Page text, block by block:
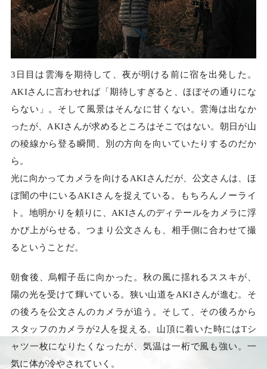
3日目は雲海を期待して、夜が明ける前に宿を出発した。
AKIさんに言わせれば「期待しすぎると、ほぼその通りにな
らない」。そして風景はそんなに甘くない。雲海は出なか
ったが、AKIさんが求めるところはそこではない。朝日が山
の稜線から登る瞬間、別の方向を向いていたりするのだか
ら。
光に向かってカメラを向けるAKIさんだが、公文さんは、ほ
ぼ闇の中にいるAKIさんを捉えている。もちろんノーライ
ト。地明かりを頼りに、AKIさんのディテールをカメラに浮
かび上がらせる。つまり公文さんも、相手側に合わせて撮
るということだ。
朝食後、烏帽子岳に向かった。秋の風に揺れるススキが、
陽の光を受けて輝いている。狭い山道をAKIさんが進む。そ
の後ろを公文さんのカメラが追う。そして、その後ろから
スタッフのカメラが2人を捉える。山頂に着いた時にはTシ
ャツ一枚になりたくなったが、気温は一桁で風も強い。一
気に体が冷やされていく。